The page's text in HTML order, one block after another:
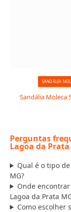
SANDÁLIA
Sandália Moleca
Perguntas
Lagoa da Prata
Qual é o tipo
MG?
Onde
Lagoa da Prata
Como escolher